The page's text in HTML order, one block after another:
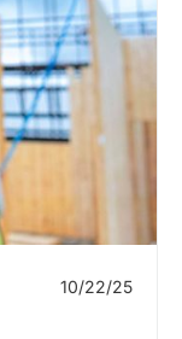
10/22/25